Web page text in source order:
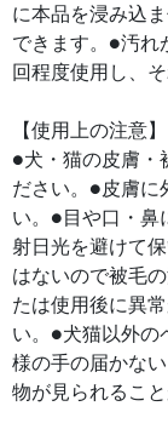
に本品を浸み込
できます。●汚れ
回程度使用し、
【使用上の注意】
●犬・猫の皮膚・
ださい。●皮膚に
い。●目や口・鼻
射日光を避けて
はないので被毛
たは使用後に異
い。●犬猫以外の
様の手の届かな
物が見られるこ